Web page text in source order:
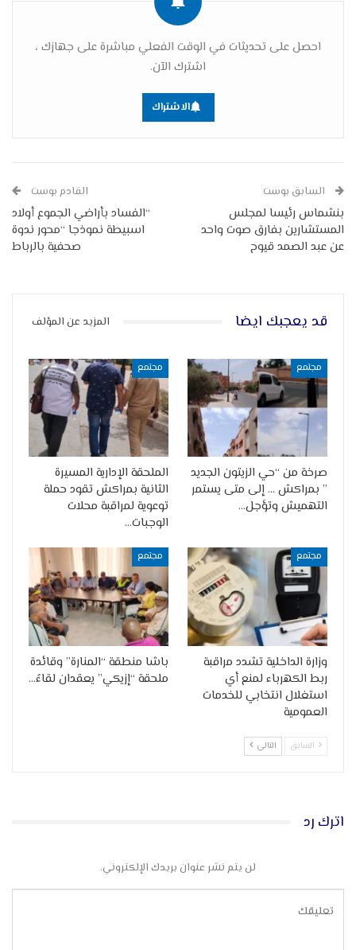
احصل على تحديثات في الوقت الفعلي مباشرة على جهازك ،
اشترك الآن.
الاشتراك
السابق بوست
بنشماس رئيسا لمجلس
المستشارين بفارق صوت واحد
عن عبد الصمد قيوح
القادم بوست
“الفساد بأراضي الجموع أولاد
اسبيطة نموذجا “محور ندوة
صحفية بالرباط
قد يعجبك ايضا المزيد عن المؤلف
مجتمع
صرخة من “حي الزيتون الجديد
” بمراكش … إلى متى يستمر
التهميش وتؤجل…
مجتمع
الملحقة الإدارية المسيرة
الثانية بمراكش تقود حملة
توعوية لمراقبة محلات
الوجبات…
مجتمع
وزارة الداخلية تشدد مراقبة
ربط الكهرباء لمنع أي
استغلال انتخابي للخدمات
العمومية
مجتمع
باشا منطقة “المنارة” وقائدة
ملحقة “إزيكي” يعقدان لقاءً…
السابق التالي
اترك رد
لن يتم نشر عنوان بريدك الإلكتروني.